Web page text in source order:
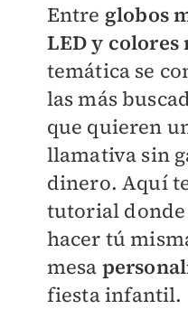
Entre globos
LED y colores
temática se
las más
que quieren
llamativa sin
dinero. Aquí
tutorial donde
hacer tú
mesa
fiesta infantil.